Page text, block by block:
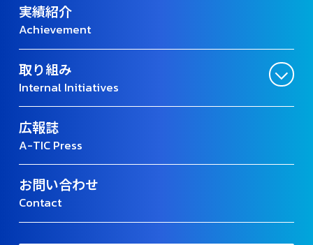
実績紹介
Achievement
取り組み
Internal Initiatives
広報誌
A-TIC Press
お問い合わせ
Contact